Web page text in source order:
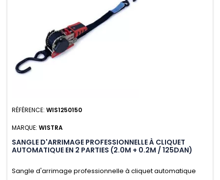
RÉFÉRENCE: WIS1250150
MARQUE: WISTRA
SANGLE D'ARRIMAGE PROFESSIONNELLE À CLIQUET
AUTOMATIQUE EN 2 PARTIES (2.0M + 0.2M / 125DAN)
Sangle d'arrimage professionnelle à cliquet automatique